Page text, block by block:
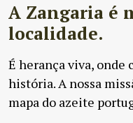
A Zangaria é
localidade.
É herança viva, onde
história. A nossa
mapa do azeite